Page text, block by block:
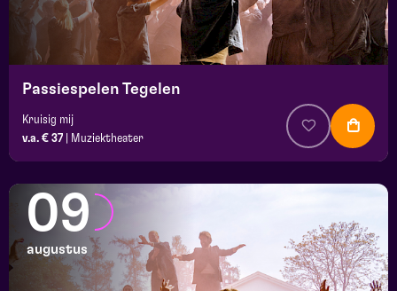
Passiespelen Tegelen
Kruisig mij
v.a. € 37
Muziektheater
09
augustus